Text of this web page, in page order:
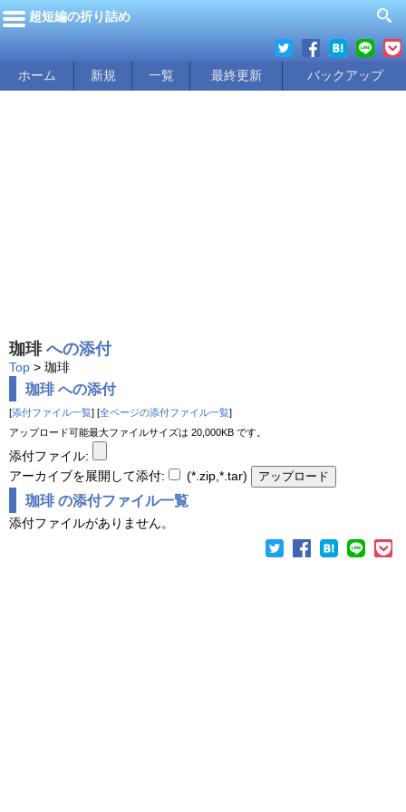
超短編の折り詰め
ホーム 新規 一覧 最終更新 バックアップ
珈琲への添付
Top > 珈琲
珈琲 への添付
[添付ファイル一覧] [全ページの添付ファイル一覧]
アップロード可能最大ファイルサイズは 20,000KB です。
添付ファイル:
アーカイブを展開して添付:
(*.zip,*.tar)
珈琲 の添付ファイル一覧
添付ファイルがありません。